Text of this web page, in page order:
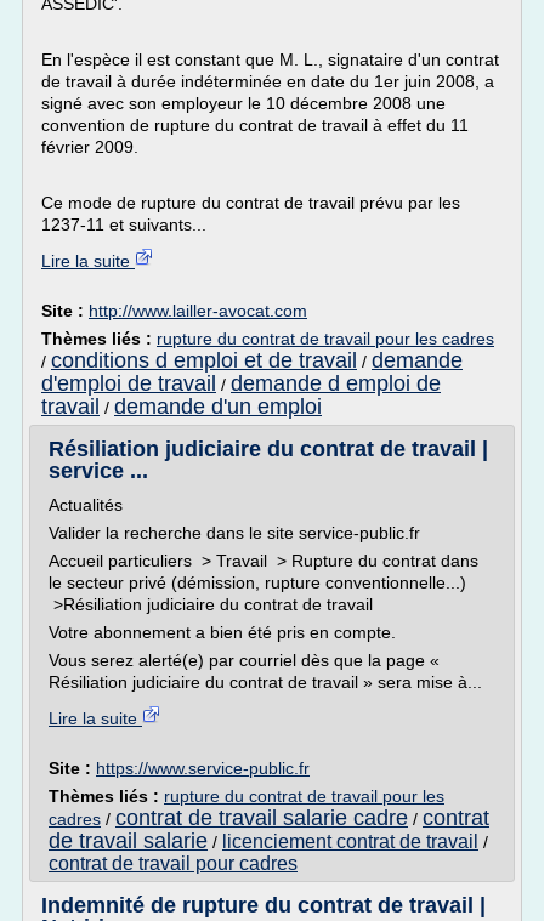
En l'espèce il est constant que M. L., signataire d'un contrat
de travail à durée indéterminée en date du 1er juin 2008, a
signé avec son employeur le 10 décembre 2008 une
convention de rupture du contrat de travail à effet du 11
février 2009.
Ce mode de rupture du contrat de travail prévu par les
1237-11 et suivants...
Lire la suite
Site : http://www.lailler-avocat.com
Thèmes liés : rupture du contrat de travail pour les cadres
/ conditions d emploi et de travail / demande
d'emploi de travail / demande d emploi de
travail / demande d'un emploi
Résiliation judiciaire du contrat de travail |
service ...
Actualités
Valider la recherche dans le site service-public.fr
Accueil particuliers > Travail > Rupture du contrat dans
le secteur privé (démission, rupture conventionnelle...)
>Résiliation judiciaire du contrat de travail
Votre abonnement a bien été pris en compte.
Vous serez alerté(e) par courriel dès que la page «
Résiliation judiciaire du contrat de travail » sera mise à...
Lire la suite
Site : https://www.service-public.fr
Thèmes liés : rupture du contrat de travail pour les
cadres / contrat de travail salarie cadre / contrat
de travail salarie / licenciement contrat de travail /
contrat de travail pour cadres
Indemnité de rupture du contrat de travail |